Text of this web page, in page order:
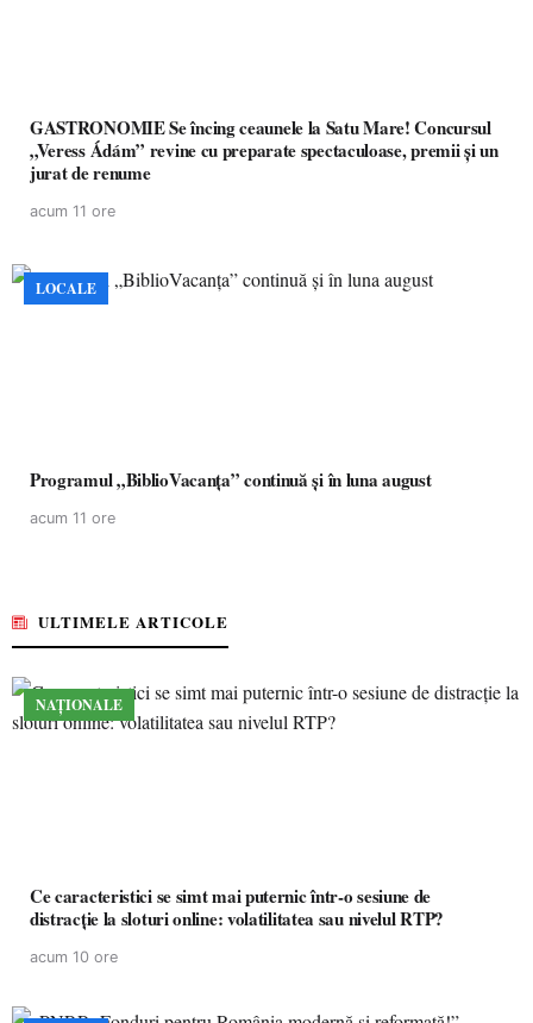
GASTRONOMIE Se încing ceaunele la Satu Mare! Concursul
„Veress Ádám” revine cu preparate spectaculoase, premii și un
jurat de renume
acum 11 ore
LOCALE
Programul „BiblioVacanța” continuă și în luna august
acum 11 ore
ULTIMELE ARTICOLE
NAȚIONALE
Ce caracteristici se simt mai puternic într-o sesiune de
distracție la sloturi online: volatilitatea sau nivelul RTP?
acum 10 ore